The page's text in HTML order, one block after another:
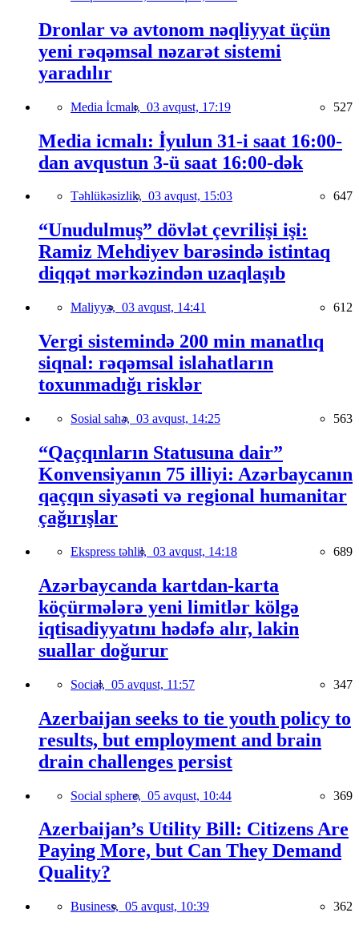
Dronlar və avtonom nəqliyyat üçün
yeni rəqəmsal nəzarət sistemi
yaradılır
Media İcmalı, 03 avqust, 17:19 527
Media icmalı: İyulun 31-i saat 16:00-
dan avqustun 3-ü saat 16:00-dək
Təhlükəsizlik, 03 avqust, 15:03 647
“Unudulmuş” dövlət çevrilişi işi:
Ramiz Mehdiyev barəsində istintaq
diqqət mərkəzindən uzaqlaşıb
Maliyyə, 03 avqust, 14:41 612
Vergi sistemində 200 min manatlıq
siqnal: rəqəmsal islahatların
toxunmadığı risklər
Sosial sahə, 03 avqust, 14:25 563
“Qaçqınların Statusuna dair”
Konvensiyanın 75 illiyi: Azərbaycanın
qaçqın siyasəti və regional humanitar
çağırışlar
Ekspress təhlil, 03 avqust, 14:18 689
Azərbaycanda kartdan-karta
köçürmələrə yeni limitlər kölgə
iqtisadiyyatını hədəfə alır, lakin
suallar doğurur
Social, 05 avqust, 11:57 347
Azerbaijan seeks to tie youth policy to
results, but employment and brain
drain challenges persist
Social sphere, 05 avqust, 10:44 369
Azerbaijan’s Utility Bill: Citizens Are
Paying More, but Can They Demand
Quality?
Business, 05 avqust, 10:39 362